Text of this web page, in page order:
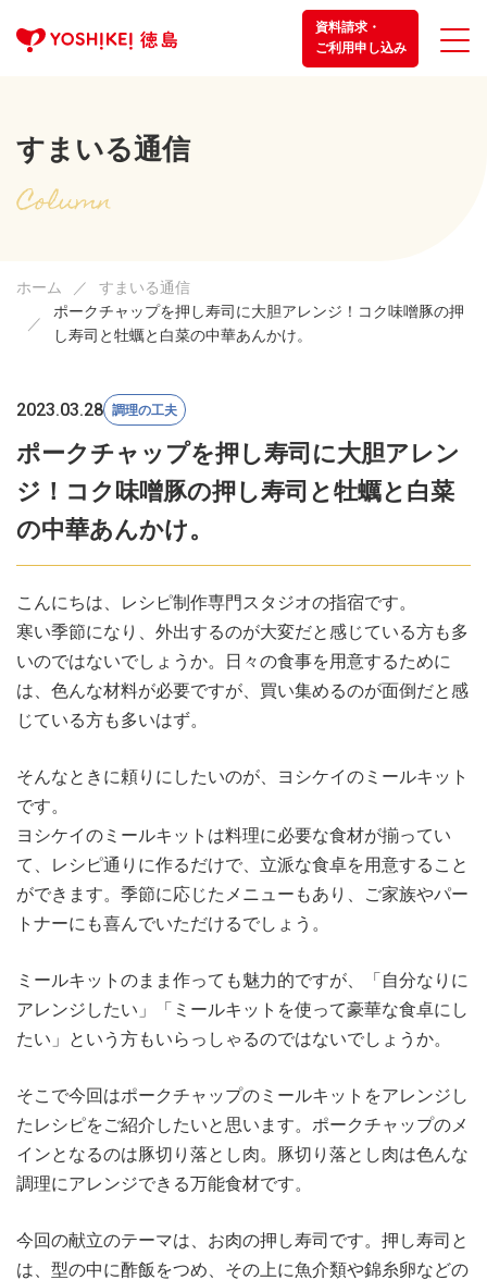
資料請求・
ご利用申し込み
すまいる通信
ホーム
すまいる通信
ポークチャップを押し寿司に大胆アレンジ！コク味噌豚の押
し寿司と牡蠣と白菜の中華あんかけ。
2023.03.28 調理の工夫
ポークチャップを押し寿司に大胆アレン
ジ！コク味噌豚の押し寿司と牡蠣と白菜
の中華あんかけ。
こんにちは、レシピ制作専門スタジオの指宿です。
寒い季節になり、外出するのが大変だと感じている方も多
いのではないでしょうか。日々の食事を用意するために
は、色んな材料が必要ですが、買い集めるのが面倒だと感
じている方も多いはず。
そんなときに頼りにしたいのが、ヨシケイのミールキット
です。
ヨシケイのミールキットは料理に必要な食材が揃ってい
て、レシピ通りに作るだけで、立派な食卓を用意すること
ができます。季節に応じたメニューもあり、ご家族やパー
トナーにも喜んでいただけるでしょう。
ミールキットのまま作っても魅力的ですが、「自分なりに
アレンジしたい」「ミールキットを使って豪華な食卓にし
たい」という方もいらっしゃるのではないでしょうか。
そこで今回はポークチャップのミールキットをアレンジし
たレシピをご紹介したいと思います。ポークチャップのメ
インとなるのは豚切り落とし肉。豚切り落とし肉は色んな
調理にアレンジできる万能食材です。
今回の献立のテーマは、お肉の押し寿司です。押し寿司と
は、型の中に酢飯をつめ、その上に魚介類や錦糸卵などの